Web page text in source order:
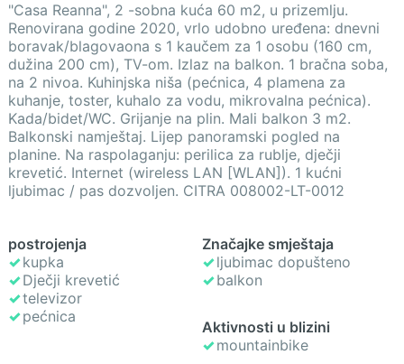
"Casa Reanna", 2 -sobna kuća 60 m2, u prizemlju.
Renovirana godine 2020, vrlo udobno uređena: dnevni
boravak/blagovaona s 1 kaučem za 1 osobu (160 cm,
dužina 200 cm), TV-om. Izlaz na balkon. 1 bračna soba,
na 2 nivoa. Kuhinjska niša (pećnica, 4 plamena za
kuhanje, toster, kuhalo za vodu, mikrovalna pećnica).
Kada/bidet/WC. Grijanje na plin. Mali balkon 3 m2.
Balkonski namještaj. Lijep panoramski pogled na
planine. Na raspolaganju: perilica za rublje, dječji
krevetić. Internet (wireless LAN [WLAN]). 1 kućni
ljubimac / pas dozvoljen. CITRA 008002-LT-0012
postrojenja
kupka
Dječji krevetić
televizor
pećnica
Značajke smještaja
ljubimac dopušteno
balkon
Aktivnosti u blizini
mountainbike